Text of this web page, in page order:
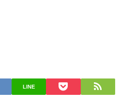
LINE